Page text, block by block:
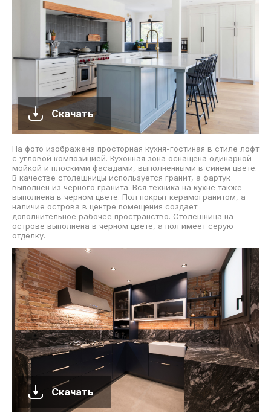
Скачать
На фото изображена просторная кухня-гостиная в стиле лофт
с угловой композицией. Кухонная зона оснащена одинарной
мойкой и плоскими фасадами, выполненными в синем цвете.
В качестве столешницы используется гранит, а фартук
выполнен из черного гранита. Вся техника на кухне также
выполнена в черном цвете. Пол покрыт керамогранитом, а
наличие острова в центре помещения создает
дополнительное рабочее пространство. Столешница на
острове выполнена в черном цвете, а пол имеет серую
отделку.
Скачать